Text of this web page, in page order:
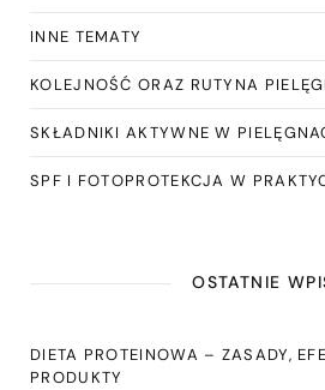
INNE TEMATY
KOLEJNOŚĆ ORAZ RUTYNA
SKŁADNIKI AKTYWNE W
SPF I FOTOPROTEKCJA W
OSTATNIE
DIETA PROTEINOWA – ZASADY,
PRODUKTY